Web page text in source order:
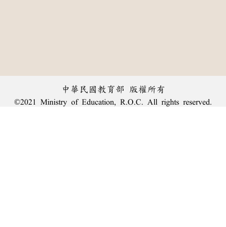
中華民國教育部 版權所有
©2021 Ministry of Education, R.O.C. All rights reserved.